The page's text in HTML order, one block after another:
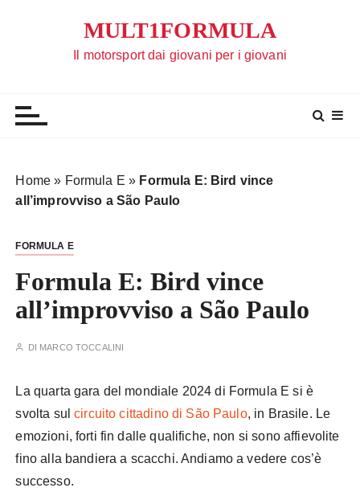
MULT1FORMULA
Il motorsport dai giovani per i giovani
Home » Formula E » Formula E: Bird vince
all’improvviso a São Paulo
FORMULA E
Formula E: Bird vince
all’improvviso a São Paulo
DI MARCO TOCCALINI
La quarta gara del mondiale 2024 di Formula E si è
svolta sulcircuito cittadino di São Paulo, in Brasile. Le
emozioni, forti fin dalle qualifiche, non si sono affievolite
fino alla bandiera a scacchi. Andiamo a vedere cos’è
successo.